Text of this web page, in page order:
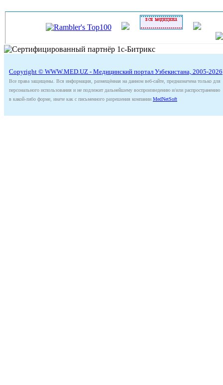
Copyright © WWW.MED.UZ - Медицинский портал Узбекистана, 2005-2026
Все права защищены. Вся информация, размещённая на данном веб-сайте, предназначена только для
персонального использования и не подлежит дальнейшему воспроизведению и/или распространению
в какой-либо форме, иначе как с письменного разрешения компании MedNetSoft